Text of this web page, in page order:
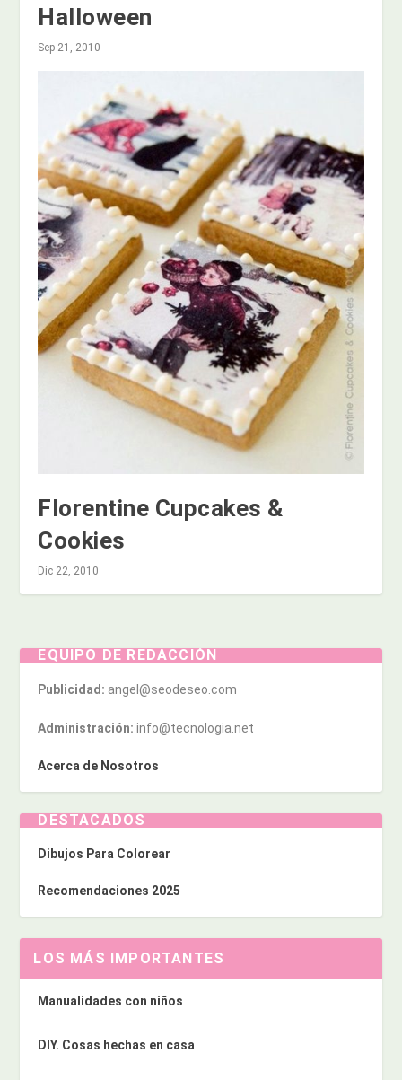
Halloween
Sep 21, 2010
Florentine Cupcakes &
Cookies
Dic 22, 2010
EQUIPO DE REDACCIÓN
Publicidad: angel@seodeseo.com
Administración: info@tecnologia.net
Acerca de Nosotros
DESTACADOS
Dibujos Para Colorear
Recomendaciones 2025
LOS MÁS IMPORTANTES
Manualidades con niños
DIY. Cosas hechas en casa